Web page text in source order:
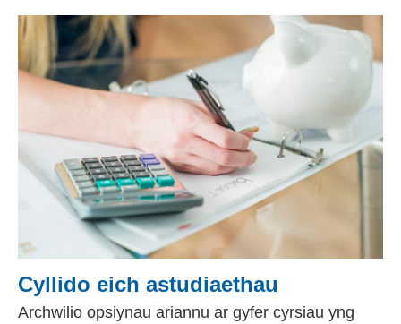
Gweithio i ni
Cysylltu â ni
Cyllido eich astudiaethau
Archwilio opsiynau ariannu ar gyfer cyrsiau yng